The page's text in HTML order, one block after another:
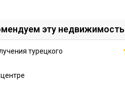
эту недвижимость
турецкого